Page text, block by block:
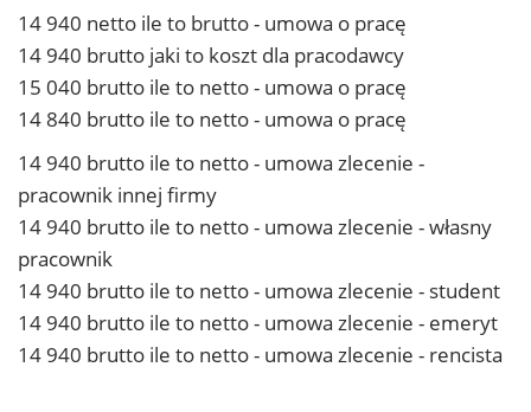
14 940 netto ile to brutto - umowa o pracę
14 940 brutto jaki to koszt dla pracodawcy
15 040 brutto ile to netto - umowa o pracę
14 840 brutto ile to netto - umowa o pracę
14 940 brutto ile to netto - umowa zlecenie -
pracownik innej firmy
14 940 brutto ile to netto - umowa zlecenie - własny
pracownik
14 940 brutto ile to netto - umowa zlecenie - student
14 940 brutto ile to netto - umowa zlecenie - emeryt
14 940 brutto ile to netto - umowa zlecenie - rencista